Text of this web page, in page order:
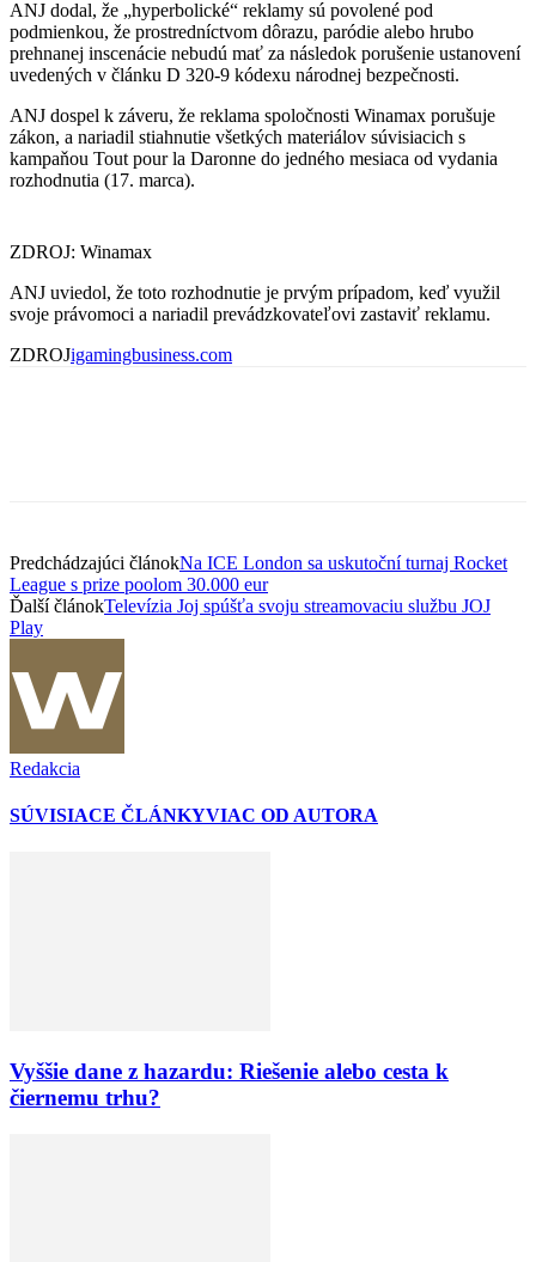
ANJ dodal, že „hyperbolické“ reklamy sú povolené pod
podmienkou, že prostredníctvom dôrazu, paródie alebo hrubo
prehnanej inscenácie nebudú mať za následok porušenie ustanovení
uvedených v článku D 320-9 kódexu národnej bezpečnosti.
ANJ dospel k záveru, že reklama spoločnosti Winamax porušuje
zákon, a nariadil stiahnutie všetkých materiálov súvisiacich s
kampaňou Tout pour la Daronne do jedného mesiaca od vydania
rozhodnutia (17. marca).
ZDROJ: Winamax
ANJ uviedol, že toto rozhodnutie je prvým prípadom, keď využil
svoje právomoci a nariadil prevádzkovateľovi zastaviť reklamu.
ZDROJigamingbusiness.com
Predchádzajúci článokNa ICE London sa uskutoční turnaj Rocket
League s prize poolom 30.000 eur
Ďalší článokTelevízia Joj spúšťa svoju streamovaciu službu JOJ
Play
Redakcia
SÚVISIACE ČLÁNKYVIAC OD AUTORA
Vyššie dane z hazardu: Riešenie alebo cesta k
čiernemu trhu?